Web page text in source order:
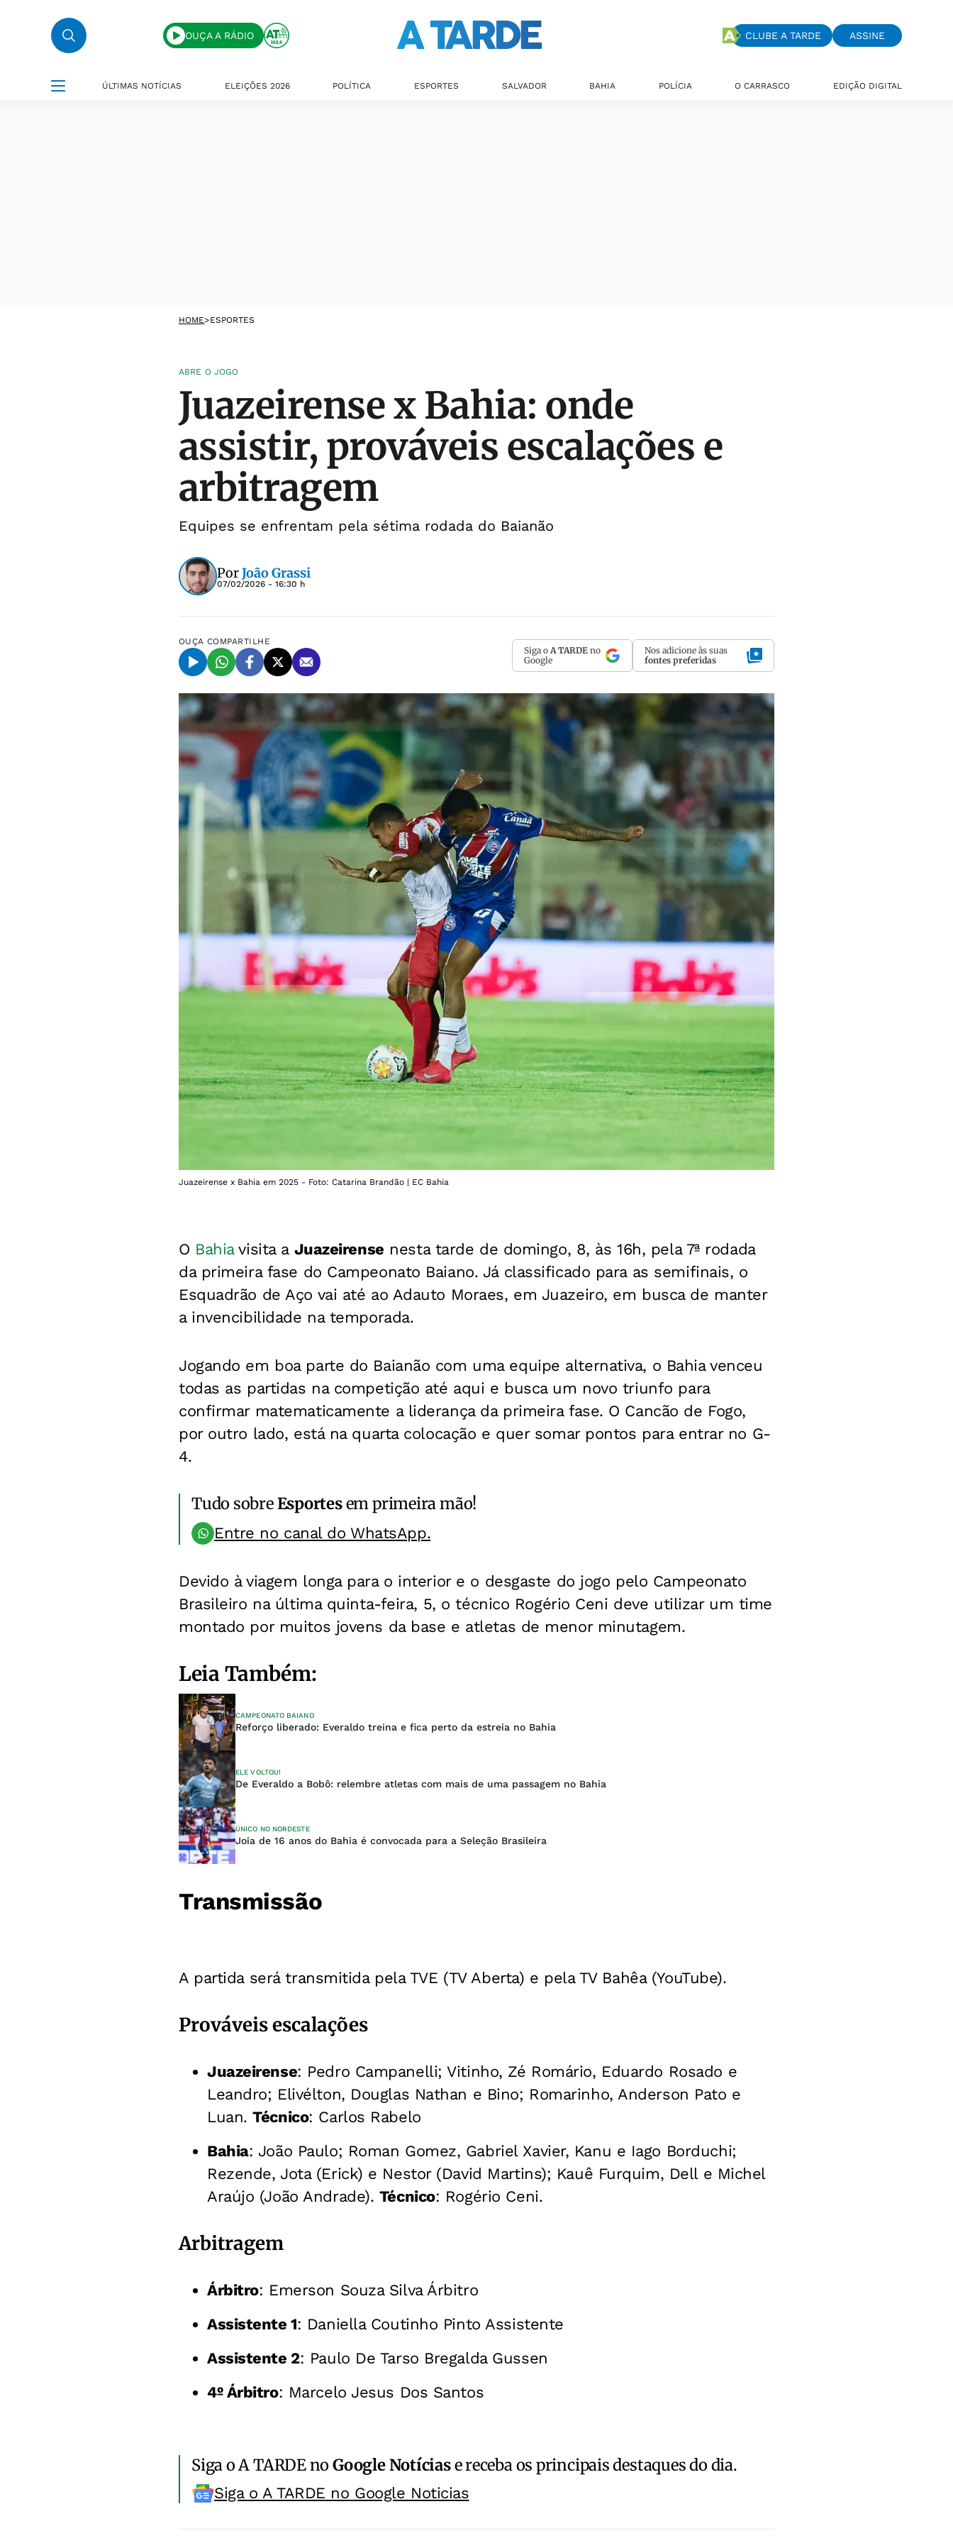
OUÇA A RÁDIO CLUBE A TARDE ASSINE
ÚLTIMAS NOTÍCIAS ELEIÇÕES 2026 POLÍTICA ESPORTES SALVADOR BAHIA POLÍCIA O CARRASCO EDIÇÃO DIGITAL
HOME>ESPORTES
ABRE O JOGO
Juazeirense x Bahia: onde
assistir, prováveis escalações e
arbitragem
Equipes se enfrentam pela sétima rodada do Baianão
PorJoão Grassi
07/02/2026 - 16:30 h
OUÇA COMPARTILHE
Siga o A TARDE no
Google
Nos adicione às suas
fontes preferidas
Juazeirense x Bahia em 2025 - Foto: Catarina Brandão | EC Bahia
O Bahiavisita a Juazeirense nesta tarde de domingo, 8, às 16h, pela 7ª rodada
da primeira fase do Campeonato Baiano. Já classificado para as semifinais, o
Esquadrão de Aço vai até ao Adauto Moraes, em Juazeiro, em busca de manter
a invencibilidade na temporada.
Jogando em boa parte do Baianão com uma equipe alternativa, o Bahia venceu
todas as partidas na competição até aqui e busca um novo triunfo para
confirmar matematicamente a liderança da primeira fase. O Cancão de Fogo,
por outro lado, está na quarta colocação e quer somar pontos para entrar no G-
4.
Tudo sobreEsportesem primeira mão!
Entre no canal do WhatsApp.
Devido à viagem longa para o interior e o desgaste do jogo pelo Campeonato
Brasileiro na última quinta-feira, 5, o técnico Rogério Ceni deve utilizar um time
montado por muitos jovens da base e atletas de menor minutagem.
Leia Também:
CAMPEONATO BAIANO
Reforço liberado: Everaldo treina e fica perto da estreia no Bahia
ELE VOLTOU!
De Everaldo a Bobô: relembre atletas com mais de uma passagem no Bahia
ÚNICO NO NORDESTE
Joia de 16 anos do Bahia é convocada para a Seleção Brasileira
Transmissão
A partida será transmitida pela TVE (TV Aberta) e pela TV Bahêa (YouTube).
Prováveis escalações
Juazeirense: Pedro Campanelli; Vitinho, Zé Romário, Eduardo Rosado e
Leandro; Elivélton, Douglas Nathan e Bino; Romarinho, Anderson Pato e
Luan.Técnico: Carlos Rabelo
Bahia: João Paulo; Roman Gomez, Gabriel Xavier, Kanu e Iago Borduchi;
Rezende, Jota (Erick) e Nestor (David Martins); Kauê Furquim, Dell e Michel
Araújo (João Andrade). Técnico: Rogério Ceni.
Arbitragem
Árbitro: Emerson Souza Silva Árbitro
Assistente 1: Daniella Coutinho Pinto Assistente
Assistente 2: Paulo De Tarso Bregalda Gussen
4º Árbitro: Marcelo Jesus Dos Santos
Siga o A TARDE noGoogle Notíciase receba os principais destaques do dia.
Siga o A TARDE no Google Noticias